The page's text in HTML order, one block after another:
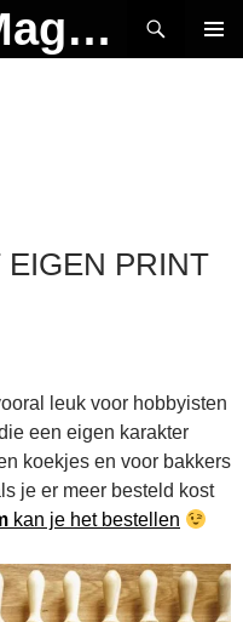
MAD Media Magazine
PRINT
leuk voor hobbyisten
een eigen karakter
koekjes en voor bakkers
je er meer besteld kost
kan je het bestellen